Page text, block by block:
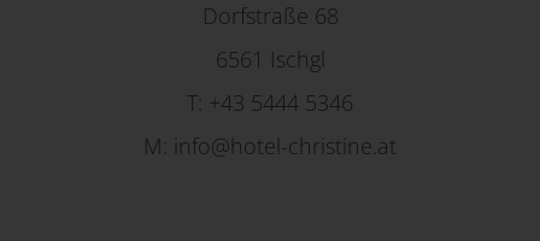
Dorfstraße 68
6561 Ischgl
T: +43 5444 5346
M: info@hotel-christine.at